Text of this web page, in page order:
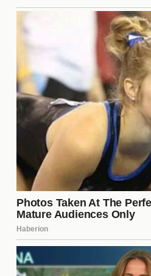
del reality
A pesar de su
**desafíos** dentro de
del juego, las alianzas y la
son solo algunos de los
superar. A medida que
vuelve crucial que
deje llevar por la presión
para adaptarse a estos
para su éxito en el programa.
¿Cuál es la edad
Hanssen?
Matías Hanssen tiene
ciudad pequeña, y su